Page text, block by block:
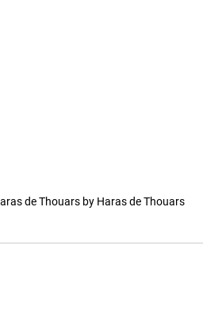
de Thouars by Haras de Thouars